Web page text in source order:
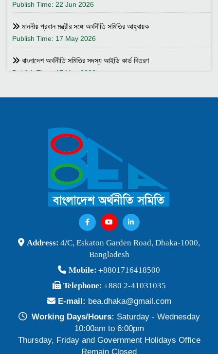
Publish Time: 22 Jun 2026
মাননীয় প্রধান মন্ত্রীর সঙ্গে অর্থনীতি সমিতির আহ্বায়ক
Publish Time: 17 May 2026
বাংলাদেশ অর্থনীতি সমিতির সদস্য আইডি কার্ড বিতরণ
Publish Time: 17 May 2026
Publish Time: 25 Jan 2026
বাংলাদেশ অর্থনীতি সমিতি ও জগন্নাথ বিশ্ববিদ্যালয় যৌথ আয়োজনে
লোকবক্তৃা ২১ জানুয়ারি ২০২৬
Publish Time: 16 Jan 2026
বেগম খালেদা জিয়ার মৃত্যুতে বাংলাদেশ অর্থনীতি সমিতি গভীরভাবে শোকাহত
BEA Seminar 2025 "Debating Budget and Beyond" 21
June 2025, at 10:00 am, at the CIRDAP Auditorium
Publish Time: 16 Jun 2025
Publish Time: 19 May 2024
প্রাথমিক প্রার্থী তালিকা বাংলাদেশ অর্থনীতি সমিতি নির্বাচন-২০২৪
Publish Time: 17 May 2024
বাংলাদেশ অর্থনীতি সমিতির সদস্যপদ নবায়ন ও নতুন সদস্য অন্তর্ভুক্তি প্রসঙ্গে
Address: 4/C, Eskaton Garden Road, Dhaka-1000,
Bangladesh
Mobile: +8801716418500
Telephone: +880 2-41031035
E-mail: bea.dhaka@gmail.com
Working Days/Hours: Saturday - Wednesday
10:00am to 6:00pm
Thursday, Friday and Government Holidays Office
Remain Closed